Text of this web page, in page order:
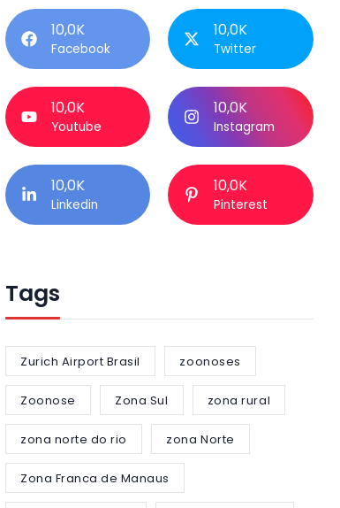
10,0K
Facebook
10,0K
Twitter
10,0K
Youtube
10,0K
Instagram
10,0K
Linkedin
10,0K
Pinterest
Tags
Zurich Airport Brasil zoonoses
Zoonose Zona Sul zona rural
zona norte do rio zona Norte
Zona Franca de Manaus